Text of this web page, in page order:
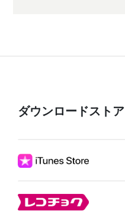
ダウンロードストア